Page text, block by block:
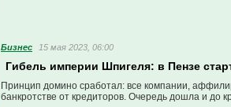
Бизнес 15 мая 2023, 06:00
Гибель империи Шпигеля: в Пензе
Принцип домино сработал: все компании,
банкротстве от кредиторов. Очередь дошла и до